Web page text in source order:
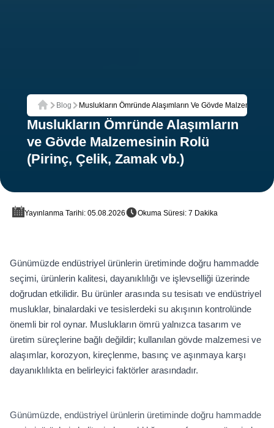
Ana Sayfa
Blog Muslukların Ömründe Alaşımların Ve Gövde
Muslukların Ömründe Alaşımların
ve Gövde Malzemesinin Rolü
(Pirinç, Çelik, Zamak vb.)
Yayınlanma Tarihi: 05.08.2026 Okuma Süresi: 7 Dakika
Günümüzde endüstriyel ürünlerin üretiminde doğru hammadde
seçimi, ürünlerin kalitesi, dayanıklılığı ve işlevselliği üzerinde
doğrudan etkilidir. Bu ürünler arasında su tesisatı ve endüstriyel
musluklar, binalardaki ve tesislerdeki su akışının kontrolünde
önemli bir rol oynar. Muslukların ömrü yalnızca tasarım ve
üretim süreçlerine bağlı değildir; kullanılan gövde malzemesi ve
alaşımlar, korozyon, kireçlenme, basınç ve aşınmaya karşı
dayanıklılıkta en belirleyici faktörler arasındadır.
Günümüzde, endüstriyel ürünlerin üretiminde doğru hammadde